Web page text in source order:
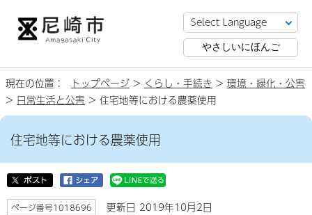
やさしいにほんご
現在の位置： トップページ > くらし・手続き > 環境・緑化・公害
> 日常生活と公害 > 住宅地等における農薬使用
住宅地等における農薬使用
ページ番号1018696 更新日 2019年10月2日